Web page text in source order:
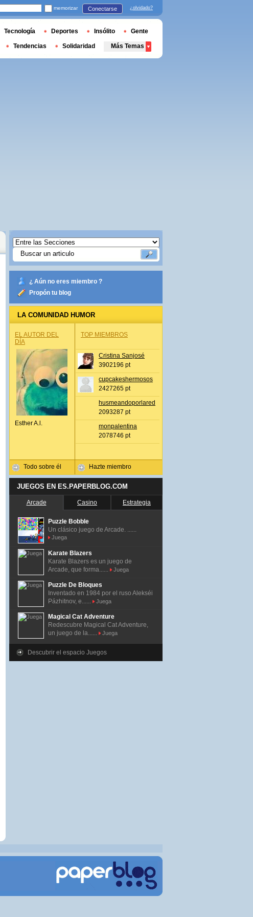
¿ Aún no eres miembro ?
Propón tu blog
LA COMUNIDAD HUMOR
EL AUTOR DEL
DÍA
Esther A.l.
Todo sobre él
TOP MIEMBROS
Cristina Sanjosé
3902196 pt
cupcakeshermosos
2427265 pt
husmeandoporlared
2093287 pt
monpalentina
2078746 pt
Hazte miembro
JUEGOS EN ES.PAPERBLOG.COM
Arcade Casino Estrategia
Puzzle Bobble
Un clásico juego de Arcade. ......
Juega
Karate Blazers
Karate Blazers es un juego de
Arcade, que forma......
Juega
Puzzle De Bloques
Inventado en 1984 por el ruso Alekséi
Pázhitnov, e......
Juega
Magical Cat Adventure
Redescubre Magical Cat Adventure,
un juego de la......
Juega
Descubrir el espacio Juegos
memorizar Conectarse ¿olvidado?
Tecnología Deportes Insólito Gente
Tendencias Solidaridad Más Temas